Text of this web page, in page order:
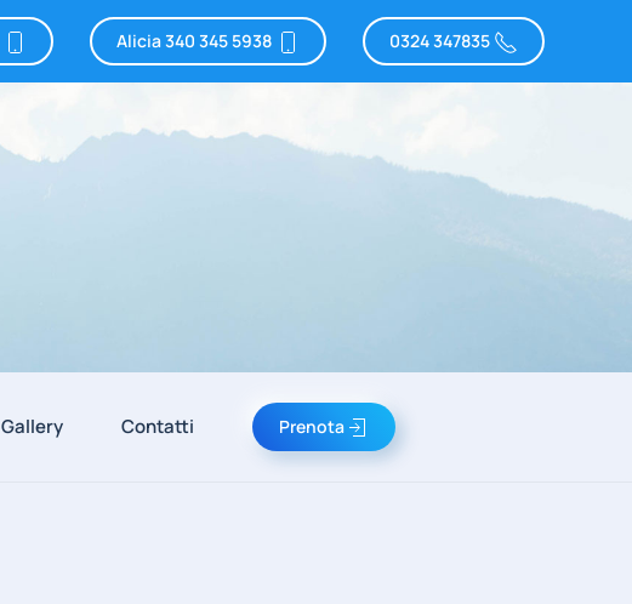
Alicia 340 345 5938 0324 347835
Gallery Contatti Prenota